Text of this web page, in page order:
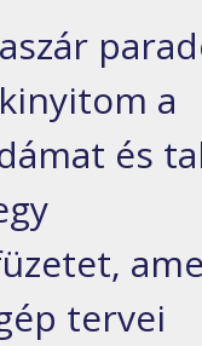
a
és
tervei